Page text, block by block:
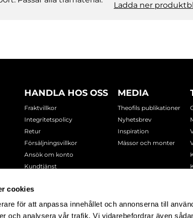
cookies
för att anpassa innehållet och annonserna till
och analysera vår trafik. Vi vidarebefordrar även
Ladda ner
HANDLA HOS OSS
Fraktvillkor
Integritetspolicy
Retur
Försäljningsvillkor
Ansök om konto
Kundtjänst
MEDIA
Theofils publikationer
Nyhetsbrev
Inspiration
Mässor och monter